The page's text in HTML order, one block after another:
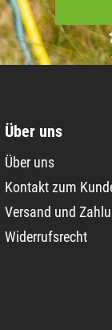
Über uns
Über uns
Kontakt zum
Versand und
Widerrufsrecht